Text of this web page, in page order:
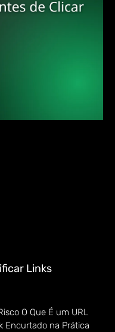
Links
O Que É um URL
Encurtado na Prática